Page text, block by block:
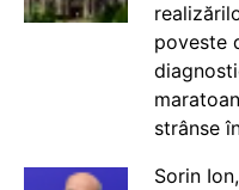
poveste
strânse
Sorin